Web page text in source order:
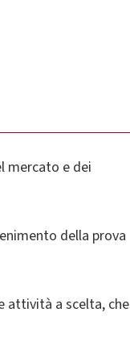
mercato e dei
della prova
attività a scelta, che